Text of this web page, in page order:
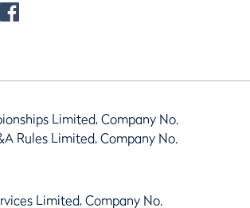
Limited, Company No.
Rules Limited, Company No.
Limited, Company No.